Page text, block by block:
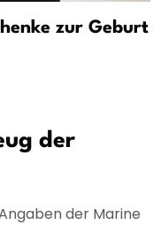
zur Geburt
der
der Marine